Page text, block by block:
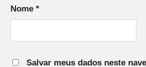
Nome *
Salvar meus dados neste